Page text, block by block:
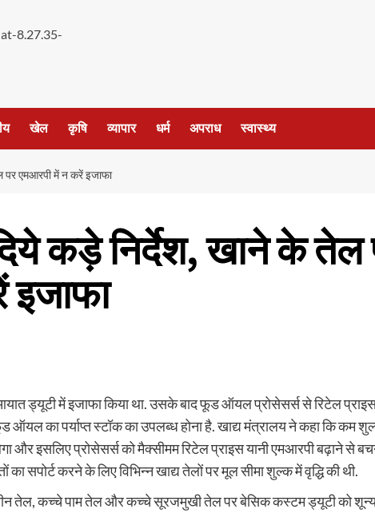
खेल कृषि व्यापार धर्म अपराध स्वास्थ्य
एमआरपी में न करें इजाफा
कड़े निर्देश, खाने के तेल
ड्यूटी में इजाफा किया था. उसके बाद फूड ऑयल प्रोसेसर्स से रिटेल
का पर्याप्त स्टॉक का उपलब्ध होना है. खाद्य मंत्रालय ने कहा कि कम
इसलिए प्रोसेसर्स को मैक्सीमम रिटेल प्राइस यानी एमआरपी बढ़ाने से
सपोर्ट करने के लिए विभिन्न खाद्य तेलों पर मूल सीमा शुल्क में वृद्धि की थी.
तेल, कच्चे पाम तेल और कच्चे सूरजमुखी तेल पर बेसिक कस्टम ड्यूटी को